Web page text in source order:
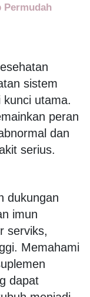
Permudah
sistem
kunci utama.
peran
dan
serius.
dukungan
imun
serviks,
Memahami
dapat